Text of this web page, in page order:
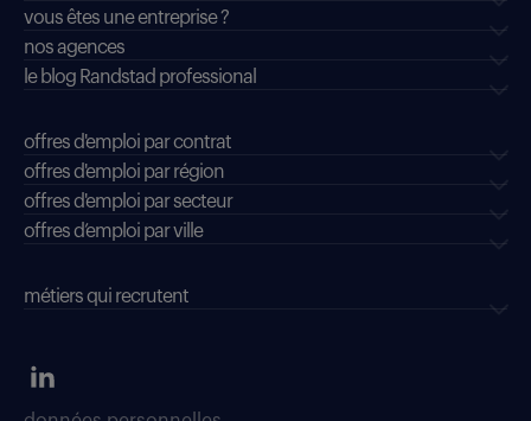
vous êtes une entreprise ?
nos agences
le blog Randstad professional
offres d'emploi par contrat
offres d'emploi par région
offres d'emploi par secteur
offres d’emploi par ville
métiers qui recrutent